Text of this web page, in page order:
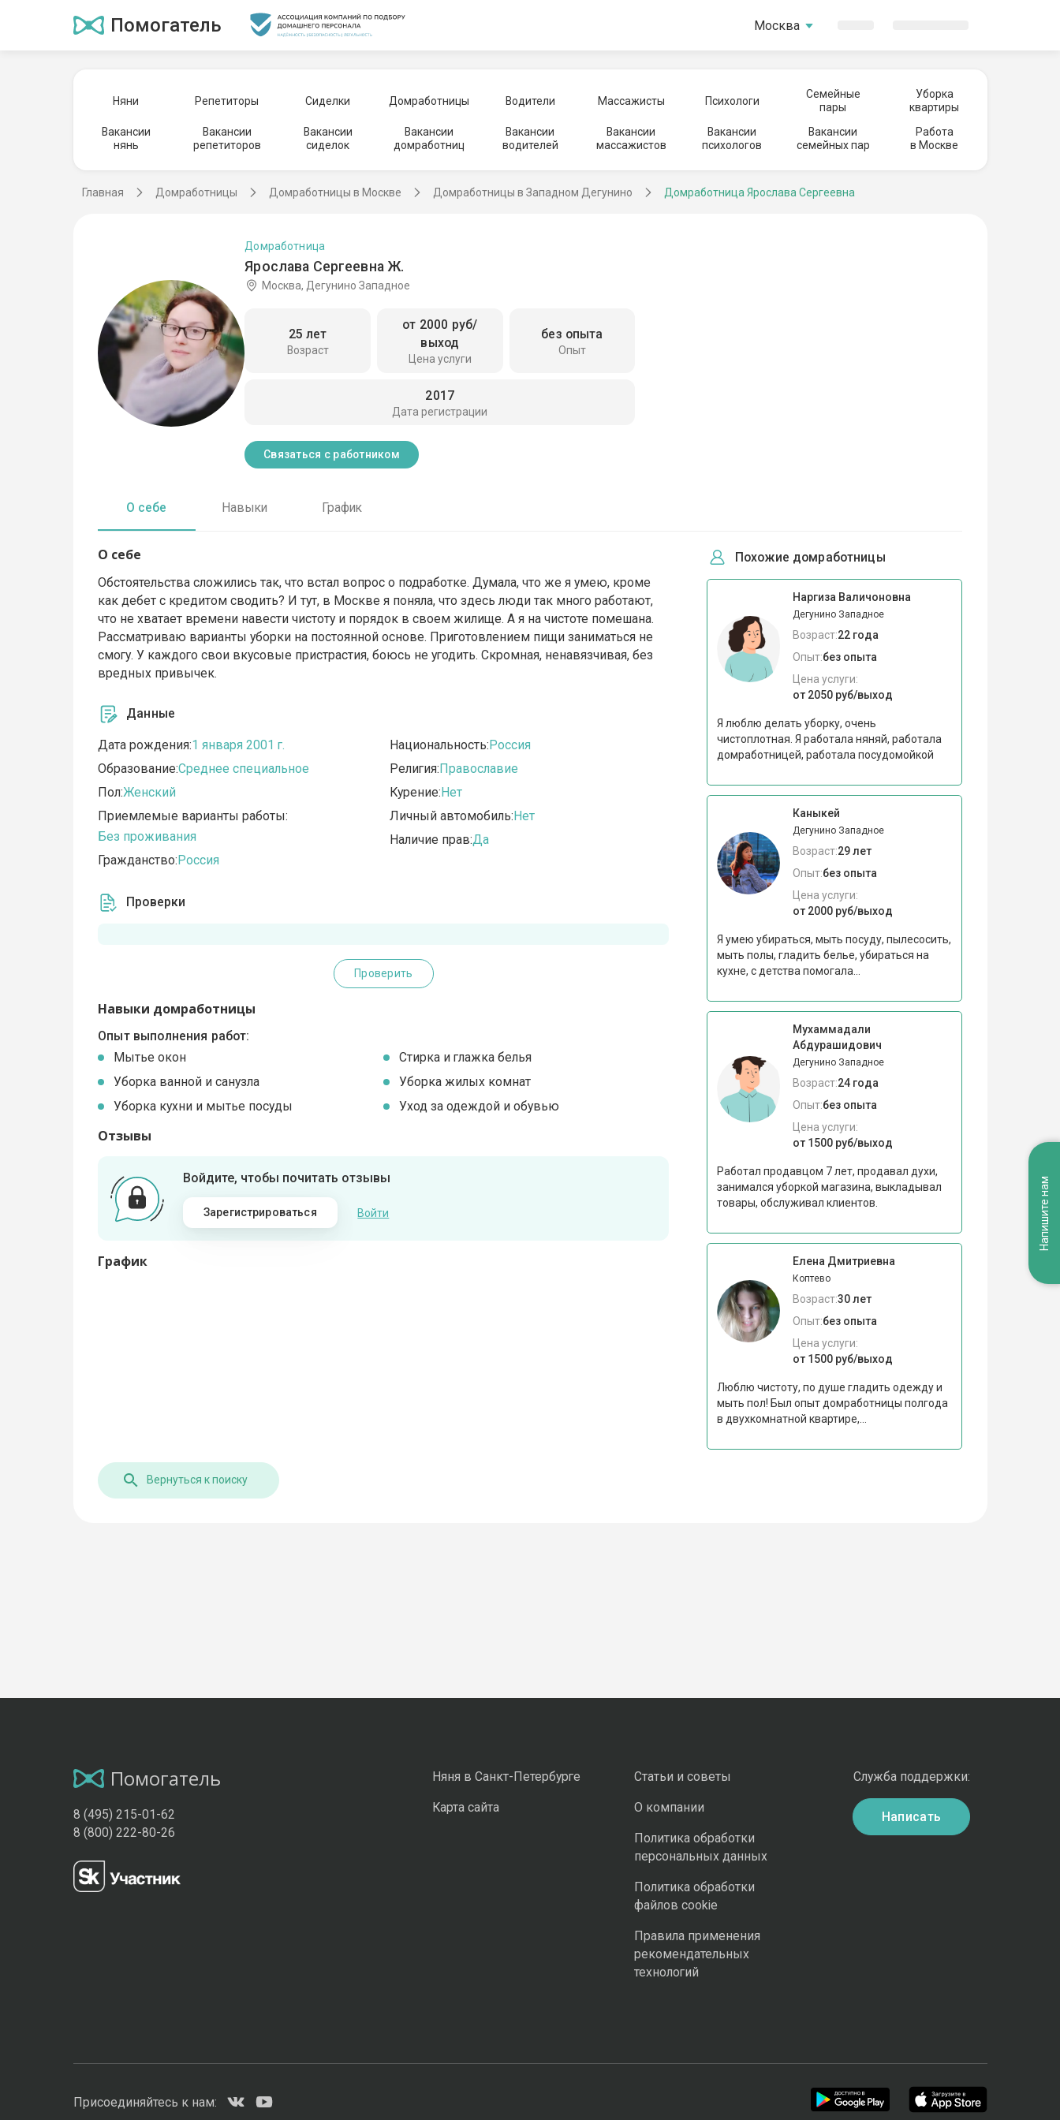
Помогатель Москва
Няни Репетиторы Сиделки Домработницы Водители Массажисты Психологи
Семейные
пары
Уборка
квартиры
Вакансии
нянь
Вакансии
репетиторов
Вакансии
сиделок
Вакансии
домработниц
Вакансии
водителей
Вакансии
массажистов
Вакансии
психологов
Вакансии
семейных пар
Работа
в Москве
Главная Домработницы Домработницы в Москве Домработницы в Западном Дегунино Домработница Ярослава Сергеевна
Ярослава Сергеевна Ж.
Домработница
Москва, Дегунино Западное
Возраст
25 лет
Цена услуги
от 2000 руб/
выход
Опыт
без опыта
Дата регистрации
2017
Связаться с работником
О себе Навыки График
О себе
Обстоятельства сложились так, что встал вопрос о подработке. Думала, что же я умею, кроме
как дебет с кредитом сводить? И тут, в Москве я поняла, что здесь люди так много работают,
что не хватает времени навести чистоту и порядок в своем жилище. А я на чистоте помешана.
Рассматриваю варианты уборки на постоянной основе. Приготовлением пищи заниматься не
смогу. У каждого свои вкусовые пристрастия, боюсь не угодить. Скромная, ненавязчивая, без
вредных привычек.
Данные
Дата рождения:1 января 2001 г.
Образование:Среднее специальное
Пол:Женский
Приемлемые варианты работы:
Без проживания
Гражданство:Россия
Национальность:Россия
Религия:Православие
Курение:Нет
Личный автомобиль:Нет
Наличие прав:Да
Проверки
Проверить
Навыки домработницы
Опыт выполнения работ:
Мытье окон
Стирка и глажка белья
Уборка ванной и санузла
Уборка жилых комнат
Уборка кухни и мытье посуды
Уход за одеждой и обувью
Отзывы
Войдите, чтобы почитать отзывы
Зарегистрироваться Войти
График
Похожие домработницы
Наргиза Валичоновна
Дегунино Западное
Возраст:22 года
Опыт:без опыта
Цена услуги:
от 2050 руб/выход
Я люблю делать уборку, очень
чистоплотная. Я работала няняй, работала
домработницей, работала посудомойкой
Каныкей
Дегунино Западное
Возраст:29 лет
Опыт:без опыта
Цена услуги:
от 2000 руб/выход
Я умею убираться, мыть посуду, пылесосить,
мыть полы, гладить белье, убираться на
кухне, с детства помогала...
Мухаммадали
Абдурашидович
Дегунино Западное
Возраст:24 года
Опыт:без опыта
Цена услуги:
от 1500 руб/выход
Работал продавцом 7 лет, продавал духи,
занимался уборкой магазина, выкладывал
товары, обслуживал клиентов.
Елена Дмитриевна
Коптево
Возраст:30 лет
Опыт:без опыта
Цена услуги:
от 1500 руб/выход
Люблю чистоту, по душе гладить одежду и
мыть пол! Был опыт домработницы полгода
в двухкомнатной квартире,...
Вернуться к поиску
Помогатель
8 (495) 215-01-62
8 (800) 222-80-26
Няня в Санкт-Петербурге
Карта сайта
Статьи и советы
О компании
Политика обработки
персональных данных
Политика обработки
файлов cookie
Правила применения
рекомендательных
технологий
Служба поддержки:
Написать
Присоединяйтесь к нам:
Напишите нам